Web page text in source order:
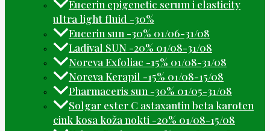
Eucerin epigenetic serum i elasticity
ultra light fluid -30%
Eucerin sun -30% 01/06-31/08
Ladival SUN -20% 01/08-31/08
Noreva Exfoliac -15% 01/08-31/08
Noreva Kerapil -15% 01/08-15/08
Pharmaceris sun -30% 01/05-31/08
Solgar ester C astaxantin beta karoten
cink kosa koža nokti -20% 01/08-15/08